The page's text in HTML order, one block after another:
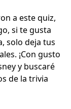
a este quiz,
si te gusta
solo deja tus
¡Con gusto
y buscaré
de la trivia